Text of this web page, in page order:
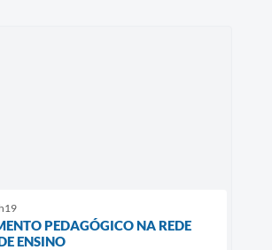
PEDAGÓGICO NA REDE
ENSINO